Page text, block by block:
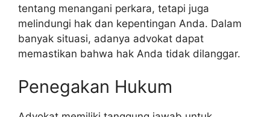
tentang menangani perkara, tetapi juga
melindungi hak dan kepentingan Anda. Dalam
banyak situasi, adanya advokat dapat
memastikan bahwa hak Anda tidak dilanggar.
Penegakan Hukum